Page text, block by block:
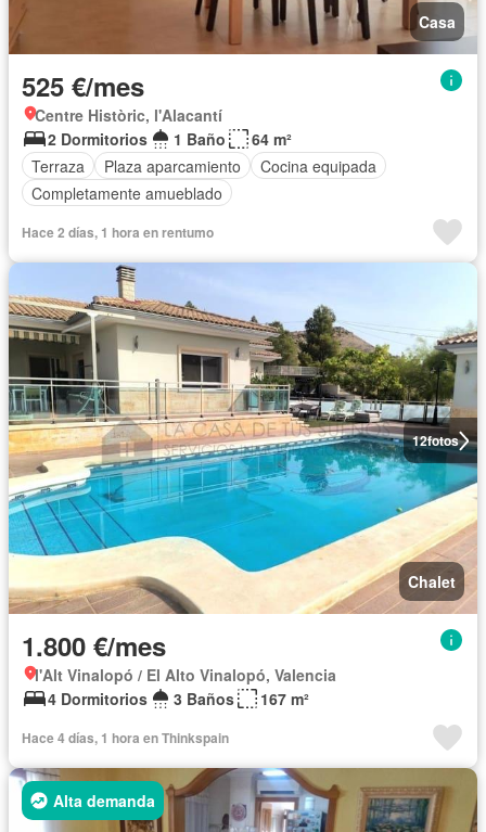
Casa
525 €/mes
Centre Històric, l'Alacantí
2 Dormitorios
1 Baño
64 m²
Terraza
Plaza aparcamiento
Cocina equipada
Completamente amueblado
Hace 2 días, 1 hora en rentumo
12fotos
Chalet
1.800 €/mes
l'Alt Vinalopó / El Alto Vinalopó, Valencia
4 Dormitorios
3 Baños 167 m²
Hace 4 días, 1 hora en Thinkspain
Alta demanda